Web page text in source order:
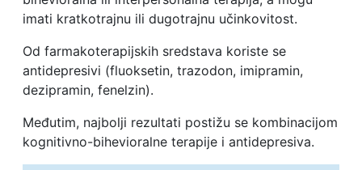
imati kratkotrajnu ili dugotrajnu učinkovitost.
Od farmakoterapijskih sredstava koriste se
antidepresivi (fluoksetin, trazodon, imipramin,
dezipramin, fenelzin).
Međutim, najbolji rezultati postižu se kombinacijom
kognitivno-bihevioralne terapije i antidepresiva.